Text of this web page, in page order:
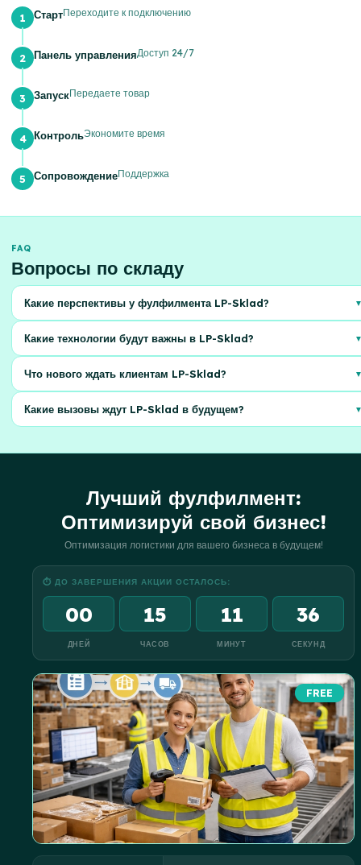
СтартПереходите к подключению
Панель управленияДоступ 24/7
ЗапускПередаете товар
КонтрольЭкономите время
СопровождениеПоддержка
FAQ
Вопросы по складу
Какие перспективы у фулфилмента LP-Sklad?
расширении сети складов для быстрой доставки
Какие технологии будут важны в LP-Sklad?
спроса и оптимизации логистики
Что нового ждать клиентам LP-Sklad?
потребности каждого бизнеса
Какие вызовы ждут LP-Sklad в будущем?
требованиям рынка
Лучший фулфилмент:
Оптимизируй свой бизнес!
Оптимизация логистики для вашего бизнеса в будущем!
⏱ ДО ЗАВЕРШЕНИЯ АКЦИИ ОСТАЛОСЬ:
00
ДНЕЙ
15
ЧАСОВ
11
МИНУТ
35
СЕКУНД
FREE